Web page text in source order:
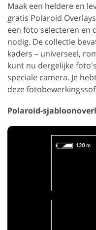
Maak een heldere en
gratis Polaroid
een foto selecteren en
nodig. De collectie
kaders – universeel,
kunt nu dergelijke
speciale camera. Je
deze
Polaroid-